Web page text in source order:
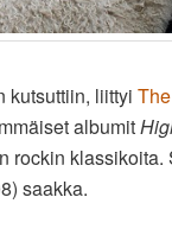
kutsuttiin, liittyi
albumit
rockin klassikoita.
saakka.